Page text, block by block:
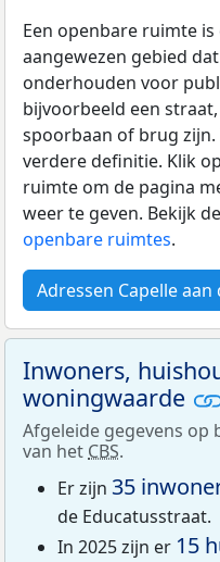
Een openbare ruimte
aangewezen gebied
onderhouden voor
bijvoorbeeld een
spoorbaan of brug
verdere definitie. Klik
ruimte om de pagina
weer te geven. Bekijk de
openbare ruimtes.
Adressen Capelle aan
Inwoners,
woningwaarde
Afgeleide gegevens op
van het CBS.
Er zijn 35
de Educatusstraat.
In 2025 zijn er 15